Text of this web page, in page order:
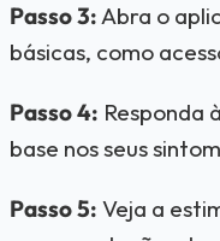
Passo 3:Abra o
básicas, como
Passo 4: Responda
base nos seus
Passo 5: Veja a